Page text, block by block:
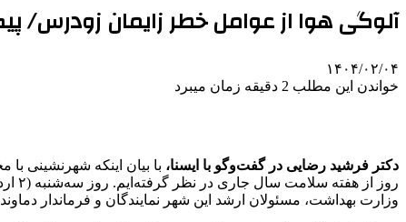
آلوگی هوا از عوامل خطر زایمان زودرس/
۱۴۰۴/۰۲/۰۴
خواندن این مطلب 2 دقیقه زمان میبرد
دکتر فرشید رضایی در گفت‌وگو با ایسنا، با بیان اینکه شهرنشینی
وزارت بهداشت، مسئولان ارشد این شهر نمایندگان و فرماندار